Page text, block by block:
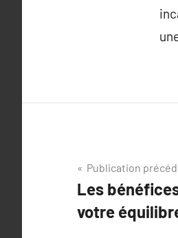
Navigation
de
l’article
Publication
Les
votre